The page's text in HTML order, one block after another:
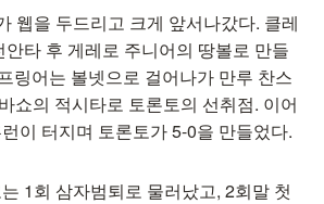
웹을 두드리고 크게 앞서나갔다. 클레
타 후 게레로 주니어의 땅볼로 만들
링어는 볼넷으로 걸어나가 만루 찬스
쇼의 적시타로 토론토의 선취점. 이어
이 터지며 토론토가 5-0을 만들었다.
1회 삼자범퇴로 물러났고, 2회말 첫